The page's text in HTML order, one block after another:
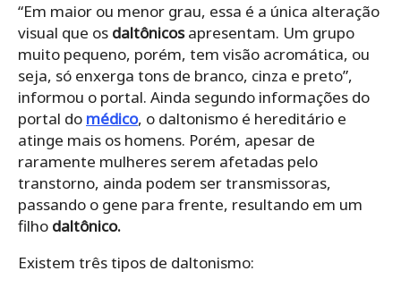
“Em maior ou menor grau, essa é a única alteração
visual que os daltônicosapresentam. Um grupo
muito pequeno, porém, tem visão acromática, ou
seja, só enxerga tons de branco, cinza e preto”,
informou o portal. Ainda segundo informações do
portal do médico, o daltonismo é hereditário e
atinge mais os homens. Porém, apesar de
raramente mulheres serem afetadas pelo
transtorno, ainda podem ser transmissoras,
passando o gene para frente, resultando em um
filho daltônico.
Existem três tipos de daltonismo: